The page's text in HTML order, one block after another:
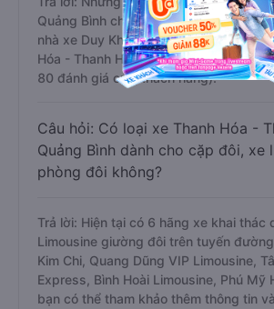
Quảng Bình chất lượng tốt, xuất sắc,
nhà xe Duy Khánh Limousine đi Quảng
Hóa - Thanh Hóa với điểm chất lượng
80 đánh giá của khách hàng).
Câu hỏi: Có loại xe Thanh Hóa -
Quảng Bình dành cho cặp đôi, xe
phòng đôi không?
Trả lời: Hiện tại có 6 hãng xe khai thác
Limousine giường đôi trên tuyến
Kim Chi, Quang Dũng VIP Limousine,
Express, Bình Hoài Limousine, Phú Mỹ
bạn có thể tham khảo thêm thông tin